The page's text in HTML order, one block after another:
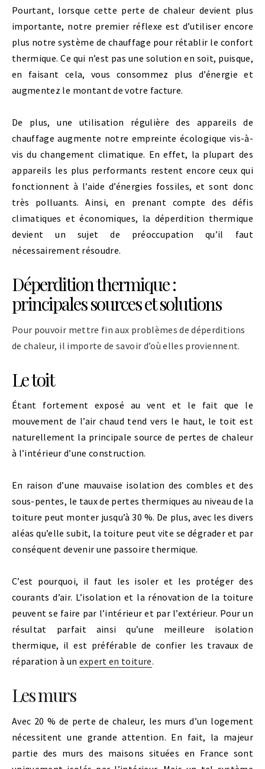
Pourtant, lorsque cette perte de chaleur devient plus
importante, notre premier réflexe est d’utiliser encore
plus notre système de chauffage pour rétablir le confort
thermique. Ce qui n’est pas une solution en soit, puisque,
en faisant cela, vous consommez plus d’énergie et
augmentez le montant de votre facture.
De plus, une utilisation régulière des appareils de
chauffage augmente notre empreinte écologique vis-à-
vis du changement climatique. En effet, la plupart des
appareils les plus performants restent encore ceux qui
fonctionnent à l’aide d’énergies fossiles, et sont donc
très polluants. Ainsi, en prenant compte des défis
climatiques et économiques, la déperdition thermique
devient un sujet de préoccupation qu’il faut
nécessairement résoudre.
Déperdition thermique :
principales sources et solutions
Pour pouvoir mettre fin aux problèmes de déperditions
de chaleur, il importe de savoir d’où elles proviennent.
Le toit
Étant fortement exposé au vent et le fait que le
mouvement de l’air chaud tend vers le haut, le toit est
naturellement la principale source de pertes de chaleur
à l’intérieur d’une construction.
En raison d’une mauvaise isolation des combles et des
sous-pentes, le taux de pertes thermiques au niveau de la
toiture peut monter jusqu’à 30 %. De plus, avec les divers
aléas qu’elle subit, la toiture peut vite se dégrader et par
conséquent devenir une passoire thermique.
C’est pourquoi, il faut les isoler et les protéger des
courants d’air. L’isolation et la rénovation de la toiture
peuvent se faire par l’intérieur et par l’extérieur. Pour un
résultat parfait ainsi qu’une meilleure isolation
thermique, il est préférable de confier les travaux de
réparation à un expert en toiture.
Les murs
Avec 20 % de perte de chaleur, les murs d’un logement
nécessitent une grande attention. En fait, la majeur
partie des mursdes maisons situées en France sont